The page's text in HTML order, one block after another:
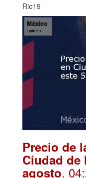
Rio19
Precio de
Ciudad de
agosto.